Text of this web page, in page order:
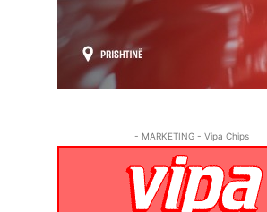
- MARKETING - Vipa Chips